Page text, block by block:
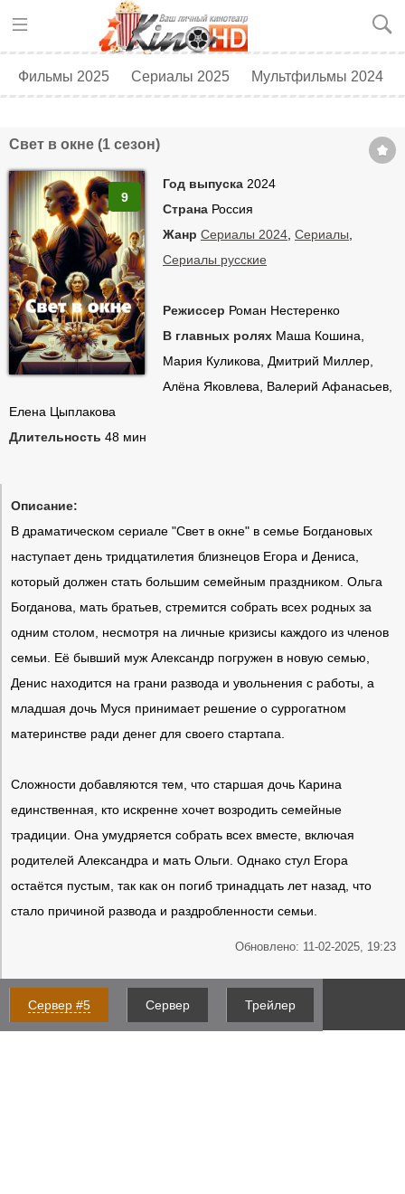
Фильмы 2025 Сериалы 2025 Мультфильмы 2024
Свет в окне (1 сезон)
Год выпуска 2024
Страна Россия
Жанр Сериалы 2024 Сериалы
Сериалы русские
Режиссер Роман Нестеренко
В главных ролях Маша Кошина,
Мария Куликова, Дмитрий Миллер,
Алёна Яковлева, Валерий Афанасьев,
Елена Цыплакова
Длительность 48 мин
9
Описание:
В драматическом сериале "Свет в окне" в семье Богдановых
наступает день тридцатилетия близнецов Егора и Дениса,
который должен стать большим семейным праздником. Ольга
Богданова, мать братьев, стремится собрать всех родных за
одним столом, несмотря на личные кризисы каждого из членов
семьи. Её бывший муж Александр погружен в новую семью,
Денис находится на грани развода и увольнения с работы, а
младшая дочь Муся принимает решение о суррогатном
материнстве ради денег для своего стартапа.
Сложности добавляются тем, что старшая дочь Карина
единственная, кто искренне хочет возродить семейные
традиции. Она умудряется собрать всех вместе, включая
родителей Александра и мать Ольги. Однако стул Егора
остаётся пустым, так как он погиб тринадцать лет назад, что
стало причиной развода и раздробленности семьи.
Обновлено: 11-02-2025, 19:23
Сервер #5 Сервер Трейлер